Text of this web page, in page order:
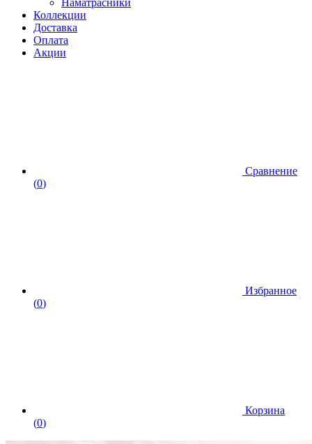
Наматрасники
Коллекции
Доставка
Оплата
Акции
Сравнение
(0)
Избранное
(0)
Корзина
(0)